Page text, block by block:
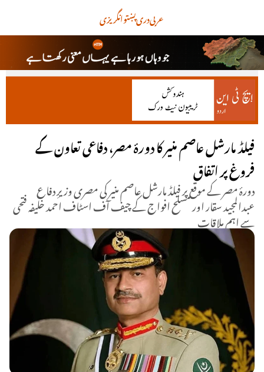
انگریزیپښتودریعربی
فیلڈ مارشل عاصم منیر کا دورۂ مصر، دفاعی تعاون کے
فروغ پر اتفاق
دورۂ مصر کے موقع پر فیلڈ مارشل عاصم منیر کی مصری وزیرِ دفاع
عبدالمجید سقار اور مسلح افواج کے چیف آف اسٹاف احمد خلیفہ فتحی
سے اہم ملاقات